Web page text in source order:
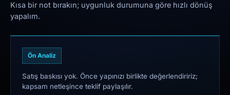
Kısa bir not bırakın; uygunluk durumuna göre hızlı dönüş
yapalım.
Ön Analiz
Satış baskısı yok. Önce yapınızı birlikte değerlendiririz;
kapsam netleşince teklif paylaşılır.